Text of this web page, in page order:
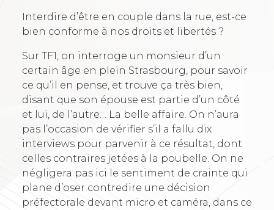
Interdire d’être en couple dans la rue, est-ce
bien conforme à nos droits et libertés ?
Sur TF1, on interroge un monsieur d’un
certain âge en plein Strasbourg, pour savoir
ce qu’il en pense, et trouve ça très bien,
disant que son épouse est partie d’un côté
et lui, de l’autre… La belle affaire. On n’aura
pas l’occasion de vérifier s’il a fallu dix
interviews pour parvenir à ce résultat, dont
celles contraires jetées à la poubelle. On ne
négligera pas ici le sentiment de crainte qui
plane d’oser contredire une décision
préfectorale devant micro et caméra, dans ce